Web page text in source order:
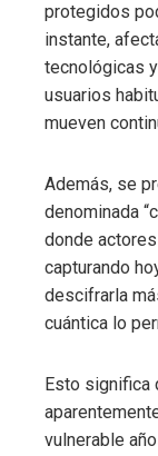
protegidos
instante,
tecnológicas
usuarios
mueven
Además, se
denominada
donde
capturando
descifrarla
cuántica lo
Esto significa
vulnerable